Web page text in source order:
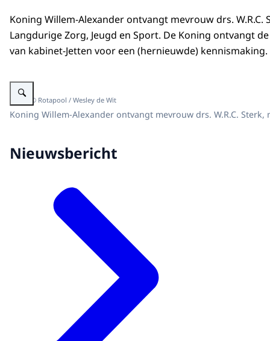
Koning Willem-Alexander ontvangt mevrouw drs. W.R.C.
Langdurige Zorg, Jeugd en Sport. De Koning ontvangt
van kabinet-Jetten voor een (hernieuwde) kennismaking.
Vergroot afbeelding Kennismaking met minister van Langdurige Zorg,
Beeld: © Rotapool / Wesley de Wit
Koning Willem-Alexander ontvangt mevrouw drs. W.R.C.
Nieuwsbericht